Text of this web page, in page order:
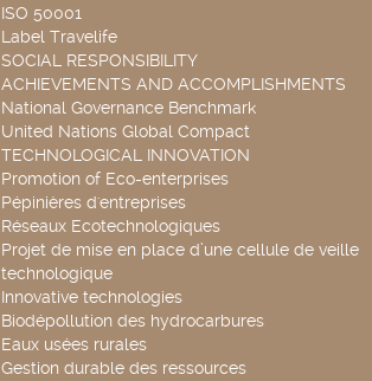
ISO 50001
Label Travelife
SOCIAL RESPONSIBILITY
ACHIEVEMENTS AND ACCOMPLISHMENTS
National Governance Benchmark
United Nations Global Compact
TECHNOLOGICAL INNOVATION
Promotion of Eco-enterprises
Pépinières d'entreprises
Réseaux Ecotechnologiques
Projet de mise en place d’une cellule de veille
technologique
Innovative technologies
Biodépollution des hydrocarbures
Eaux usées rurales
Gestion durable des ressources